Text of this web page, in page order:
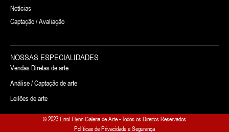
Notícias
Captação / Avaliação
NOSSAS ESPECIALIDADES
Vendas Diretas de arte
Análise / Captação de arte
Leilões de arte
© 2023 Errol Flynn Galeria de Arte - Todos os Direitos Reservados
Políticas de Privacidade e Segurança